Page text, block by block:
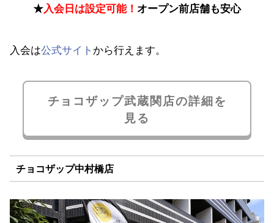
★入会日は設定可能！ オープン前店舗も安心
入会は公式サイト から行えます。
チョコザップ武蔵関店の詳細を
見る
チョコザップ中村橋店